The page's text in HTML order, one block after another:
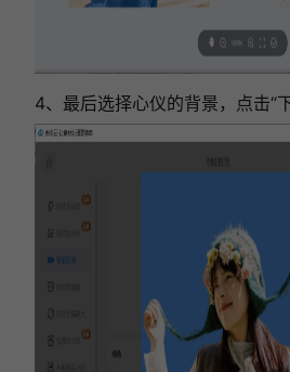
4、最后选择心仪的背景，点击“